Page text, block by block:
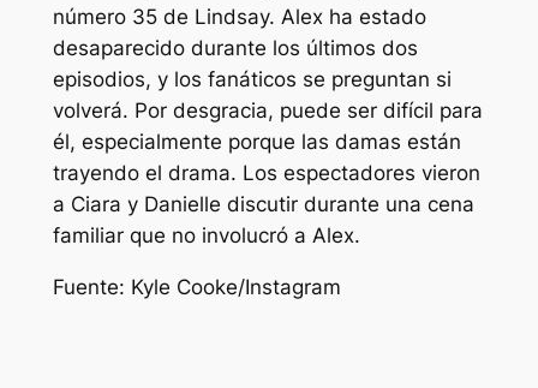
número 35 de Lindsay. Alex ha estado
desaparecido durante los últimos dos
episodios, y los fanáticos se preguntan si
volverá. Por desgracia, puede ser difícil para
él, especialmente porque las damas están
trayendo el drama. Los espectadores vieron
a Ciara y Danielle discutir durante una cena
familiar que no involucró a Alex.
Fuente: Kyle Cooke/Instagram